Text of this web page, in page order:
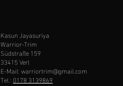
Kasun Jayasuriya
Warrior-Trim
Südstraße 159
33415 Verl
E-Mail:warriortrim@gmail.com
Tel.: 0178 3139869